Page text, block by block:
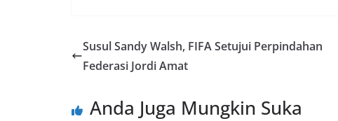
Susul Sandy Walsh, FIFA Setujui Perpindahan
Federasi Jordi Amat
Anda Juga Mungkin Suka